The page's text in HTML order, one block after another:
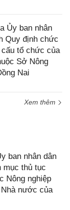
Ủy ban nhân
Quy định chức
tổ chức của
Sở Nông
Nai
Xem thêm
ban nhân dân
mục thủ tục
Nông nghiệp
nước của